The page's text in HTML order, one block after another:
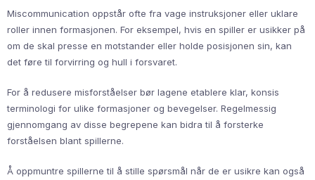
Miscommunication oppstår ofte fra vage instruksjoner eller uklare
roller innen formasjonen. For eksempel, hvis en spiller er usikker på
om de skal presse en motstander eller holde posisjonen sin, kan
det føre til forvirring og hull i forsvaret.
For å redusere misforståelser bør lagene etablere klar, konsis
terminologi for ulike formasjoner og bevegelser. Regelmessig
gjennomgang av disse begrepene kan bidra til å forsterke
forståelsen blant spillerne.
Å oppmuntre spillerne til å stille spørsmål når de er usikre kan også